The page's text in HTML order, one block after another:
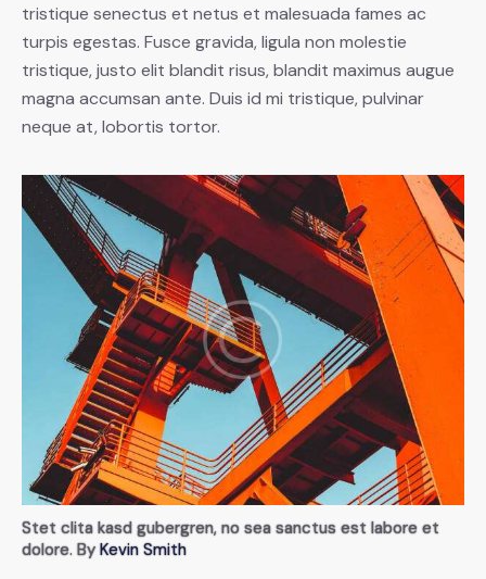
tristique senectus et netus et malesuada fames ac
turpis egestas. Fusce gravida, ligula non molestie
tristique, justo elit blandit risus, blandit maximus augue
magna accumsan ante. Duis id mi tristique, pulvinar
neque at, lobortis tortor.
Stet clita kasd gubergren, no sea sanctus est labore et
dolore. ByKevin Smith